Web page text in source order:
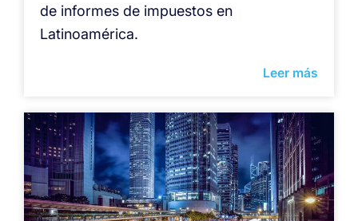
de informes de impuestos en
Latinoamérica.
Leer más